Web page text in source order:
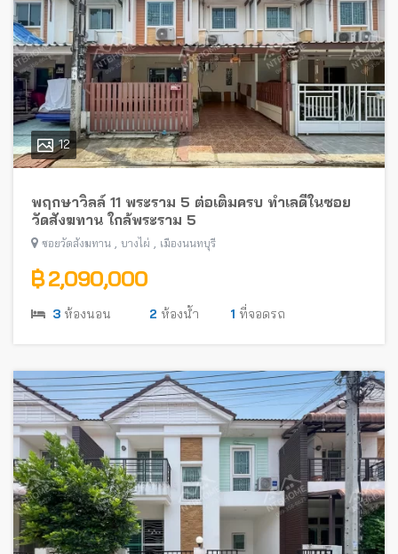
12
พฤกษาวิลล์ 11 พระราม 5 ต่อเติมครบ ทำเลดีในซอย
วัดสังฆทาน ใกล้พระราม 5
ซอยวัดสังฆทาน บางไผ่ เมืองนนทบุรี
฿ 2,090,000
3 ห้องนอน 2 ห้องน้ำ 1 ที่จอดรถ